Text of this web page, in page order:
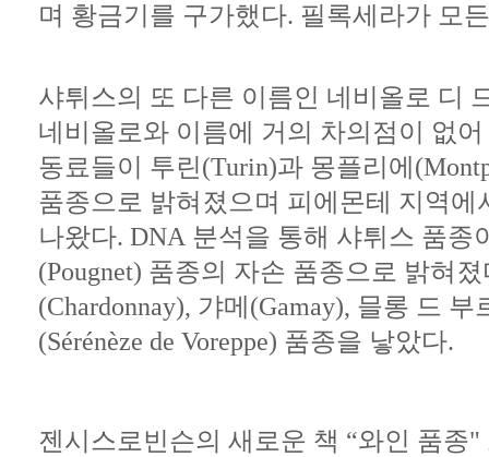
며 황금기를 구가했다. 필록세라가 모
샤튀스의 또 다른 이름인 네비올로 디
네비올로와 이름에 거의 차의점이 없
동료들이
투린(Turin)과 몽플리에
품종으로 밝혀졌으며 피에몬테 지역에
나왔다. DNA 분석을 통해 샤튀스 품종
(Pougnet) 품종의 자손 품종으로 밝혀졌
(Chardonnay), 갸메 (Gamay), 믈롱 드 부
(Sérénèze de Voreppe) 품종을 낳았다.
젠시스 로빈슨의 새로운 책 “와인 품종"